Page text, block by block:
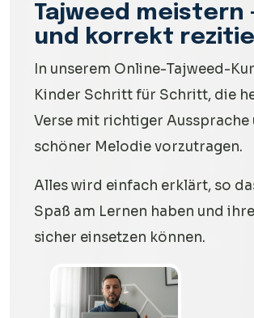
Tajweed meistern
und korrekt
In unserem Online-Tajweed-
Kinder Schritt für Schritt, die
Verse mit richtiger Aussprache
schöner Melodie vorzutragen.
Alles wird einfach erklärt, so
Spaß am Lernen haben und
sicher einsetzen können.